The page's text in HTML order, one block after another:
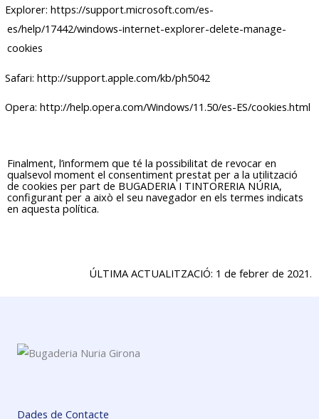
Explorer: https://support.microsoft.com/es-
es/help/17442/windows-internet-explorer-delete-manage-
cookies
Safari: http://support.apple.com/kb/ph5042
Opera: http://help.opera.com/Windows/11.50/es-ES/cookies.html
Finalment, l’informem que té la possibilitat de revocar en
qualsevol moment el consentiment prestat per a la utilització
de cookies per part de BUGADERIA I TINTORERIA NÚRIA,
configurant per a això el seu navegador en els termes indicats
en aquesta política.
ÚLTIMA ACTUALITZACIÓ: 1 de febrer de 2021.
Dades de Contacte